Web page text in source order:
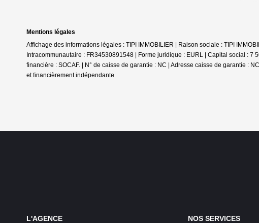
Mentions légales
Affichage des informations légales : TIPI IMMOBILIER | Raison sociale : TIPI
Intracommunautaire : FR34530891548 | Forme juridique : EURL | Capital social : 7
financière : SOCAF. | N° de caisse de garantie : NC | Adresse caisse de garantie :
et financièrement indépendante
L'AGENCE NOS SERVICES